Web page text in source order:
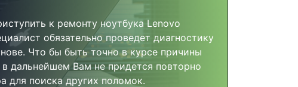
к ремонту ноутбука Lenovo
обязательно проведет диагностику
Что бы быть точно в курсе причины
в дальнейшем Вам не придется повторно
для поиска других поломок.